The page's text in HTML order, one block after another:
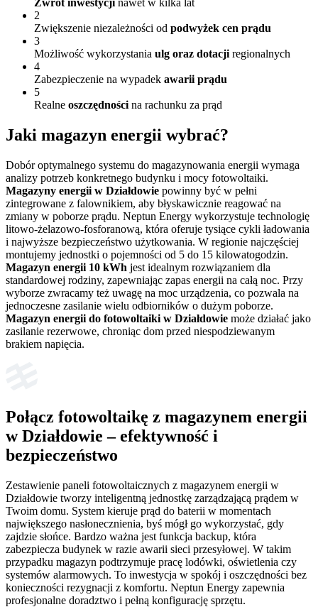
2
Zwiększenie niezależności od podwyżek cen prądu
3
Możliwość wykorzystania ulg oraz dotacji regionalnych
4
Zabezpieczenie na wypadek awarii prądu
5
Realne oszczędności na rachunku za prąd
Jaki magazyn energii wybrać?
Dobór optymalnego systemu do magazynowania energii wymaga
analizy potrzeb konkretnego budynku i mocy fotowoltaiki.
Magazyny energii w Działdowie powinny być w pełni
zintegrowane z falownikiem, aby błyskawicznie reagować na
zmiany w poborze prądu. Neptun Energy wykorzystuje technologię
litowo-żelazowo-fosforanową, która oferuje tysiące cykli ładowania
i najwyższe bezpieczeństwo użytkowania. W regionie najczęściej
montujemy jednostki o pojemności od 5 do 15 kilowatogodzin.
Magazyn energii 10 kWh jest idealnym rozwiązaniem dla
standardowej rodziny, zapewniając zapas energii na całą noc. Przy
wyborze zwracamy też uwagę na moc urządzenia, co pozwala na
jednoczesne zasilanie wielu odbiorników o dużym poborze.
Magazyn energii do fotowoltaiki w Działdowie może działać jako
zasilanie rezerwowe, chroniąc dom przed niespodziewanym
brakiem napięcia.
Połącz fotowoltaikę z magazynem energii
w Działdowie – efektywność i
bezpieczeństwo
Zestawienie paneli fotowoltaicznych z magazynem energii w
Działdowie tworzy inteligentną jednostkę zarządzającą prądem w
Twoim domu. System kieruje prąd do baterii w momentach
największego nasłonecznienia, byś mógł go wykorzystać, gdy
zajdzie słońce. Bardzo ważna jest funkcja backup, która
zabezpiecza budynek w razie awarii sieci przesyłowej. W takim
przypadku magazyn podtrzymuje pracę lodówki, oświetlenia czy
systemów alarmowych. To inwestycja w spokój i oszczędności bez
konieczności rezygnacji z komfortu. Neptun Energy zapewnia
profesjonalne doradztwo i pełną konfigurację sprzętu.